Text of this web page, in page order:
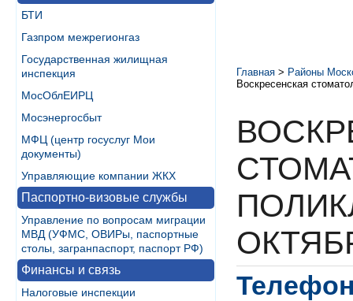
БТИ
Газпром межрегионгаз
Государственная жилищная
инспекция
МосОблЕИРЦ
Мосэнергосбыт
МФЦ (центр госуслуг Мои
документы)
Управляющие компании ЖКХ
Паспортно-визовые службы
Управление по вопросам миграции
МВД (УФМС, ОВИРы, паспортные
столы, загранпаспорт, паспорт РФ)
Финансы и связь
Налоговые инспекции
Главная > Районы
Воскресенская